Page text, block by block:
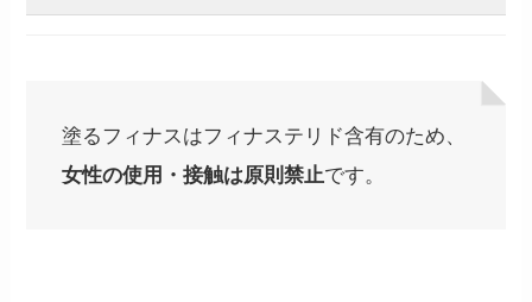
塗るフィナスはフィナステリド含有のため、
女性の使用・接触は原則禁止です。